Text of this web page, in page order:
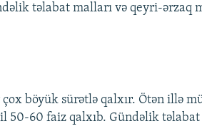
təlabat malları və qeyri-ərzaq
böyük sürətlə qalxır. Ötən illə
50-60 faiz qalxıb. Gündəlik təlabat